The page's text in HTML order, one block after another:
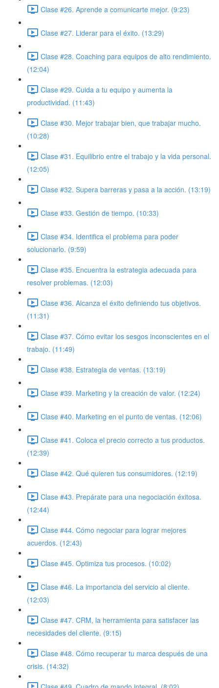
Clase #26. Aprende a comunicarte mejor. (9:23)
Clase #27. Liderar para el éxito. (13:29)
Clase #28. Coaching para equipos de alto rendimiento.
(12:04)
Clase #29. Cuida a tu equipo y aumenta la
productividad. (11:43)
Clase #30. Mejor trabajar bien, que trabajar mucho.
(10:28)
Clase #31. Equilibrio entre el trabajo y la vida personal.
(12:05)
Clase #32. Supera barreras y pasa a la acción. (13:19)
Clase #33. Gestión de tiempo. (10:33)
Clase #34. Identifica el problema para poder
solucionarlo. (9:59)
Clase #35. Encuentra la estrategia adecuada para
resolver problemas. (12:03)
Clase #36. Alcanza el éxito definiendo tus objetivos.
(11:31)
Clase #37. Cómo evitar los sesgos inconscientes en el
trabajo. (11:49)
Clase #38. Estrategia de ventas. (13:19)
Clase #39. Marketing y la creación de valor. (12:24)
Clase #40. Marketing en el punto de ventas. (12:06)
Clase #41. Coloca el precio correcto a tus productos.
(12:39)
Clase #42. Qué quieren tus consumidores. (12:19)
Clase #43. Prepárate para una negociación éxitosa.
(12:44)
Clase #44. Cómo negociar para lograr mejores
acuerdos. (12:43)
Clase #45. Optimiza tus procesos. (10:02)
Clase #46. La importancia del servicio al cliente.
(12:03)
Clase #47. CRM, la herramienta para satisfacer las
necesidades del cliente. (9:15)
Clase #48. Cómo recuperar tu marca después de una
crisis. (14:32)